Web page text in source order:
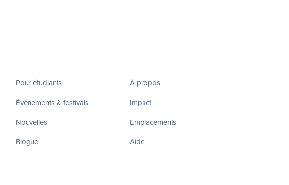
Pour étudiants
Évènements & festivals
Nouvelles
Blogue
À propos
Impact
Emplacements
Aide